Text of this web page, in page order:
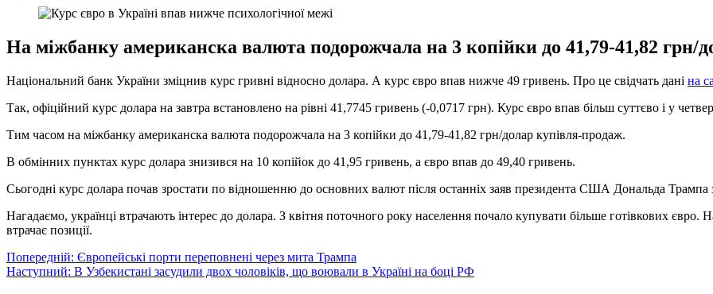
На міжбанку американска валюта подорожчала на 3 копійки до 41,79-41,82 грн/
Національний банк України зміцнив курс гривні відносно долара. А курс євро впав нижче 49 гривень. Про це свідчать дані на
Так, офіційний курс долара на завтра встановлено на рівні 41,7745 гривень (-0,0717 грн). Курс євро впав більш суттєво і у
Тим часом на міжбанку американска валюта подорожчала на 3 копійки до 41,79-41,82 грн/долар купівля-продаж.
В обмінних пунктах курс долара знизився на 10 копійок до 41,95 гривень, а євро впав до 49,40 гривень.
Сьогодні курс долара почав зростати по відношенню до основних валют після останніх заяв президента США Дональда Трампа
Нагадаємо, українці втрачають інтерес до долара. З квітня поточного року населення почало купувати більше готівкових
втрачає позиції.
Навігація
записів
Попередній: Європейські порти переповнені через мита Трампа
Наступний: В Узбекистані засудили двох чоловіків, що воювали в Україні на боці РФ